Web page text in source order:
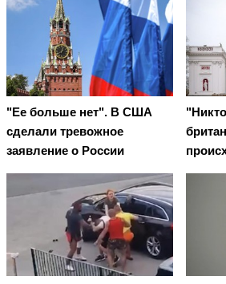
"Ее больше нет". В США
сделали тревожное
заявление о России